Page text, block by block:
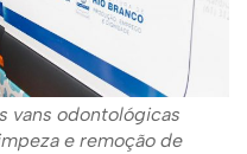
vans odontológicas
e remoção de